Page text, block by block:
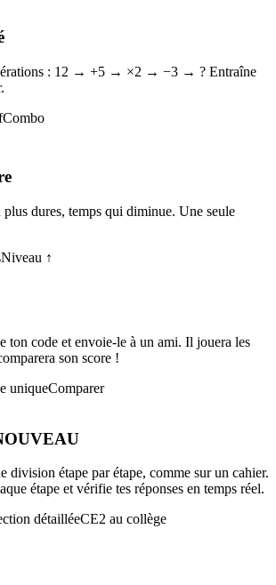
: 12 → +5 → ×2 → −3 → ? Entraîne
Combo
plus dures, temps qui diminue. Une seule
Niveau ↑
ton code et envoie-le à un ami. Il jouera les
son score !
uniqueComparer
division étape par étape, comme sur un cahier.
étape et vérifie tes réponses en temps réel.
détailléeCE2 au collège